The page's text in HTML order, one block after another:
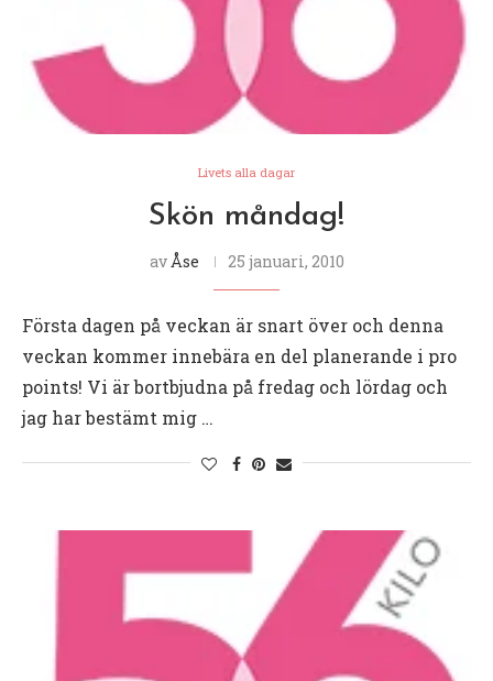
Livets alla dagar
Skön måndag!
av Åse 25 januari, 2010
Första dagen på veckan är snart över och denna
veckan kommer innebära en del planerande i pro
points! Vi är bortbjudna på fredag och lördag och
jag har bestämt mig …